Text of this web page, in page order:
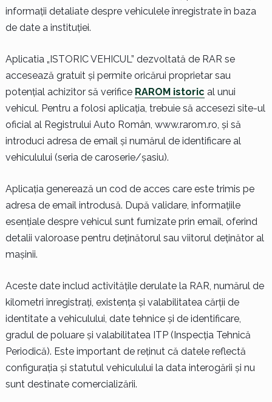
informații detaliate despre vehiculele înregistrate în baza
de date a instituției.
Aplicatia „ISTORIC VEHICUL” dezvoltată de RAR se
accesează gratuit și permite oricărui proprietar sau
potențial achizitor să verifice RAROM istoric al unui
vehicul. Pentru a folosi aplicația, trebuie să accesezi site-ul
oficial al Registrului Auto Român, www.rarom.ro, și să
introduci adresa de email și numărul de identificare al
vehiculului (seria de caroserie/șasiu).
Aplicația generează un cod de acces care este trimis pe
adresa de email introdusă. După validare, informațiile
esențiale despre vehicul sunt furnizate prin email, oferind
detalii valoroase pentru deținătorul sau viitorul deținător al
mașinii.
Aceste date includ activitățile derulate la RAR, numărul de
kilometri înregistrați, existența și valabilitatea cărții de
identitate a vehiculului, date tehnice și de identificare,
gradul de poluare și valabilitatea ITP (Inspecția Tehnică
Periodică). Este important de reținut că datele reflectă
configurația și statutul vehiculului la data interogării și nu
sunt destinate comercializării.